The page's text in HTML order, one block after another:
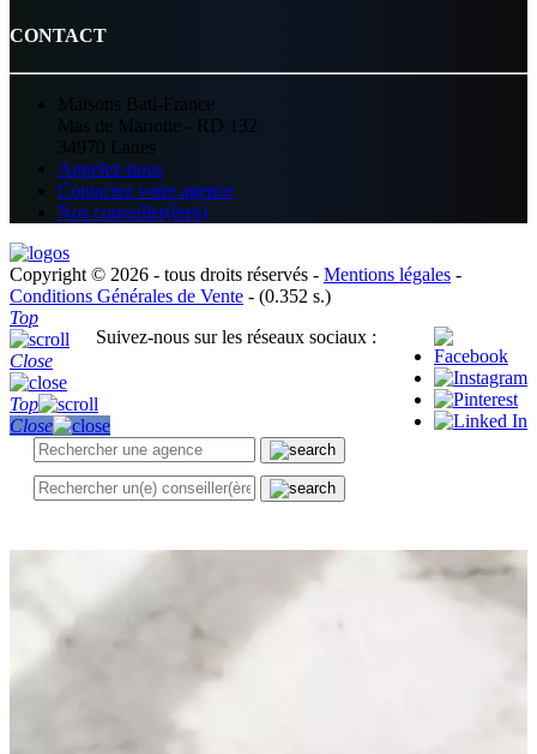
CONTACT
Maisons Bati-France
Mas de Mariotte - RD 132
34970 Lattes
Appelez-nous
Contactez votre agence
Nos conseiller(ères)
Copyright © 2026 - tous droits réservés - Mentions légales -
Conditions Générales de Vente - (0.352 s.)
Suivez-nous sur les réseaux sociaux :
Top
Close
Top
Close